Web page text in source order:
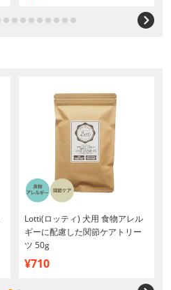
Lotti(ロッティ) 犬用 食物アレル
ギーに配慮した関節ケアトリー
ツ 50g
¥710